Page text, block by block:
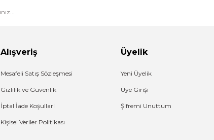
Alışveriş
Mesafeli Satış Sözleşmesi
Gizlilik ve Güvenlik
İptal İade Koşullari
Kişisel Veriler Politikası
Üyelik
Yeni Üyelik
Üye Girişi
Şifremi Unuttum